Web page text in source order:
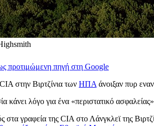
προτιμώμενη πηγή στη Google
στην Βιρτζίνια των ΗΠΑ άνοιξαν πυρ
λόγο για ένα «περιστατικό
στα γραφεία της CIA στο Λάνγκλεϊ της